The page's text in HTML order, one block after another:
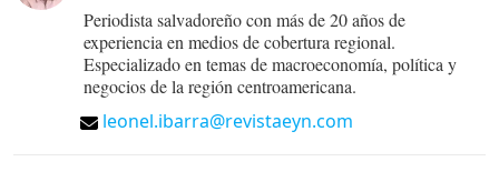
Periodista salvadoreño con más de 20 años de
experiencia en medios de cobertura regional.
Especializado en temas de macroeconomía, política y
negocios de la región centroamericana.
leonel.ibarra@revistaeyn.com